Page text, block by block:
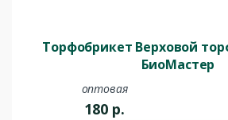
Торфобрикет Верховой
БиоМастер
оптовая
180 р.